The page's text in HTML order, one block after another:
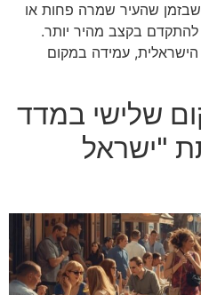
שהעיר שמרה פחות או
להתקדם בקצב מהיר יותר.
עמידה במקום
שלישי במדד
"ישראל